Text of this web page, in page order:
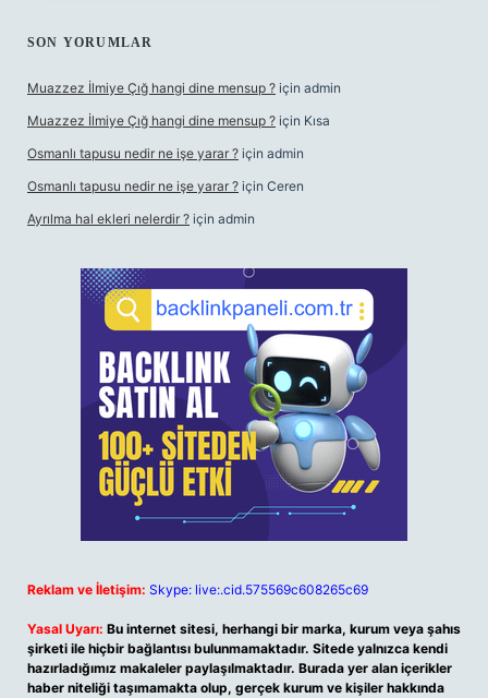
SON YORUMLAR
Muazzez İlmiye Çığ hangi dine mensup ? için admin
Muazzez İlmiye Çığ hangi dine mensup ? için Kısa
Osmanlı tapusu nedir ne işe yarar ? için admin
Osmanlı tapusu nedir ne işe yarar ? için Ceren
Ayrılma hal ekleri nelerdir ? için admin
Reklam ve İletişim: Skype: live:.cid.575569c608265c69
Yasal Uyarı: Bu internet sitesi, herhangi bir marka, kurum veya şahıs
şirketi ile hiçbir bağlantısı bulunmamaktadır. Sitede yalnızca kendi
hazırladığımız makaleler paylaşılmaktadır. Burada yer alan içerikler
haber niteliği taşımamakta olup, gerçek kurum ve kişiler hakkında